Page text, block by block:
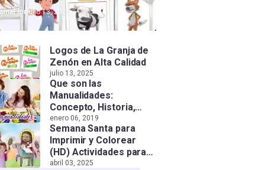
julio 13, 2025
Logos de La Granja de
Zenón en Alta Calidad
julio 13, 2025
Que son las
Manualidades:
Concepto, Historia,
Tipos e Importancia
enero 06, 2019
Semana Santa para
Imprimir y Colorear
(HD) Actividades para
Niños!
abril 03, 2025